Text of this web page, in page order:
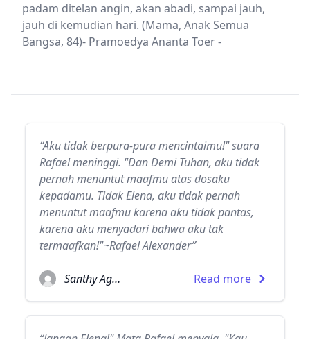
padam ditelan angin, akan abadi, sampai jauh,
jauh di kemudian hari. (Mama, Anak Semua
Bangsa, 84)- Pramoedya Ananta Toer -
“Aku tidak berpura-pura mencintaimu!" suara
Rafael meninggi. "Dan Demi Tuhan, aku tidak
pernah menuntut maafmu atas dosaku
kepadamu. Tidak Elena, aku tidak pernah
menuntut maafmu karena aku tidak pantas,
karena aku menyadari bahwa aku tak
termaafkan!"~Rafael Alexander”
Santhy Agatha Read more